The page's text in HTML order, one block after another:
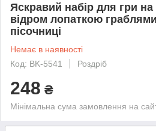
Яскравий набір для гри на
відром лопаткою
пісочниці
Немає в наявності
Код: BK-5541
Роздріб
248 ₴
Мінімальна сума замовлення на